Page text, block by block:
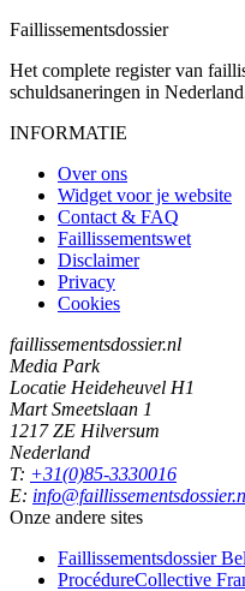
Faillissementsdossier
Het complete register van
schuldsaneringen in
INFORMATIE
Over ons
Widget voor je website
Contact & FAQ
Faillissementswet
Disclaimer
Privacy
Cookies
faillissementsdossier.nl
Media Park
Locatie Heideheuvel H1
Mart Smeetslaan 1
1217 ZE Hilversum
Nederland
T: +31(0)85-3330016
E:
Onze andere sites
Faillissementsdossier
ProcédureCollective